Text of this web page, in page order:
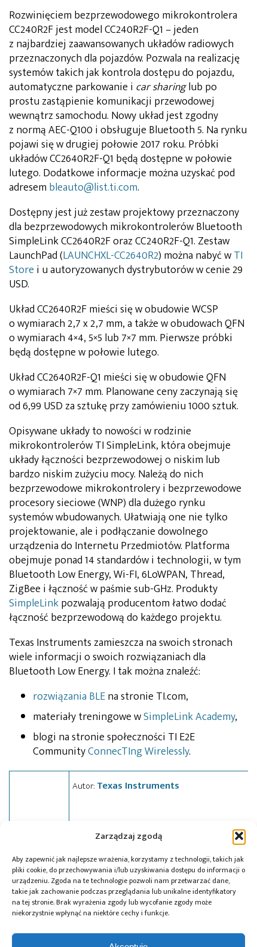
Zarządzaj zgodą
Aby zapewnić jak najlepsze wrażenia, korzystamy z technologii, takich jak
pliki cookie, do przechowywania i/lub uzyskiwania dostępu do informacji o
urządzeniu. Zgoda na te technologie pozwoli nam przetwarzać dane,
takie jak zachowanie podczas przeglądania lub unikalne identyfikatory
na tej stronie. Brak wyrażenia zgody lub wycofanie zgody może
niekorzystnie wpłynąć na niektóre cechy i funkcje.
Rozwinięciem bezprzewodowego mikrokontrolera
CC240R2F jest model CC240R2F-Q1 – jeden
z najbardziej zaawansowanych układów radiowych
przeznaczonych dla pojazdów. Pozwala na realizację
systemów takich jak kontrola dostępu do pojazdu,
automatyczne parkowanie i car sharinglub po
prostu zastąpienie komunikacji przewodowej
wewnątrz samochodu. Nowy układ jest zgodny
z normą AEC-Q100 i obsługuje Bluetooth 5. Na rynku
pojawi się w drugiej połowie 2017 roku. Próbki
układów CC2640R2F-Q1 będą dostępne w połowie
lutego. Dodatkowe informacje można uzyskać pod
adresem bleauto@list.ti.com.
Dostępny jest już zestaw projektowy przeznaczony
dla bezprzewodowych mikrokontrolerów Bluetooth
SimpleLink CC2640R2F oraz CC240R2F-Q1. Zestaw
LaunchPad (LAUNCHXL-CC2640R2) można nabyć wTI
Store i u autoryzowanych dystrybutorów w cenie 29
USD.
Układ CC2640R2F mieści się w obudowie WCSP
o wymiarach 2,7 x 2,7 mm, a także w obudowach QFN
o wymiarach 4×4, 5×5 lub 7×7 mm. Pierwsze próbki
będą dostępne w połowie lutego.
Układ CC2640R2F-Q1 mieści się w obudowie QFN
o wymiarach 7×7 mm. Planowane ceny zaczynają się
od 6,99 USD za sztukę przy zamówieniu 1000 sztuk.
Opisywane układy to nowości w rodzinie
mikrokontrolerów TI SimpleLink, która obejmuje
układy łączności bezprzewodowej o niskim lub
bardzo niskim zużyciu mocy. Należą do nich
bezprzewodowe mikrokontrolery i bezprzewodowe
procesory sieciowe (WNP) dla dużego rynku
systemów wbudowanych. Ułatwiają one nie tylko
projektowanie, ale i podłączanie dowolnego
urządzenia do Internetu Przedmiotów. Platforma
obejmuje ponad 14 standardów i technologii, w tym
Bluetooth Low Energy, Wi-FI, 6LoWPAN, Thread,
ZigBee i łączność w paśmie sub-GHz. Produkty
SimpleLinkpozwalają producentom łatwo dodać
łączność bezprzewodową do każdego projektu.
Texas Instruments zamieszcza na swoich stronach
wiele informacji o swoich rozwiązaniach dla
Bluetooth Low Energy. I tak można znaleźć:
rozwiązania BLEna stronie TI.com,
materiały treningowe wSimpleLink Academy,
blogi na stronie społeczności TI E2E
CommunityConnecTIng Wirelessly.
Autor: Texas Instruments
Tagi:automotive,Bluetooth 5,Bluetooth Low
Energy,Cortex-M3,IoT,mikrokontrolery,news,Texas
Instruments,Wireless
Przeczytaj również: